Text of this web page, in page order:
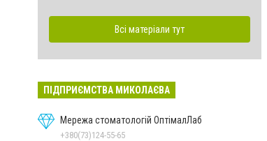
Всі матеріали тут
ПІДПРИЄМСТВА МИКОЛАЄВА
Мережа стоматологій ОптімалЛаб
+380(73)124-55-65